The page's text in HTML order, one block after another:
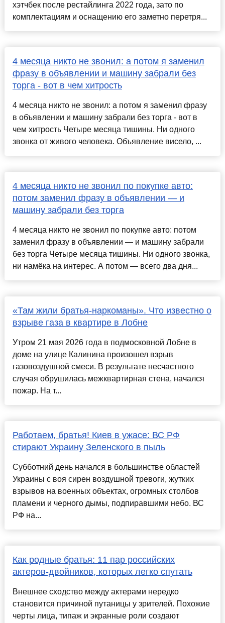
хэтчбек после рестайлинга 2022 года, зато по
комплектациям и оснащению его заметно перетря...
4 месяца никто не звонил: а потом я заменил
фразу в объявлении и машину забрали без
торга - вот в чем хитрость
4 месяца никто не звонил: а потом я заменил фразу
в объявлении и машину забрали без торга - вот в
чем хитрость Четыре месяца тишины. Ни одного
звонка от живого человека. Объявление висело, ...
4 месяца никто не звонил по покупке авто:
потом заменил фразу в объявлении — и
машину забрали без торга
4 месяца никто не звонил по покупке авто: потом
заменил фразу в объявлении — и машину забрали
без торга Четыре месяца тишины. Ни одного звонка,
ни намёка на интерес. А потом — всего два дня...
«Там жили братья-наркоманы». Что известно о
взрыве газа в квартире в Лобне
Утром 21 мая 2026 года в подмосковной Лобне в
доме на улице Калинина произошел взрыв
газовоздушной смеси. В результате несчастного
случая обрушилась межквартирная стена, начался
пожар. На т...
Работаем, братья! Киев в ужасе: ВС РФ
стирают Украину Зеленского в пыль
Субботний день начался в большинстве областей
Украины с воя сирен воздушной тревоги, жутких
взрывов на военных объектах, огромных столбов
пламени и черного дымы, подпиравшими небо. ВС
РФ на...
Как родные братья: 11 пар российских
актеров-двойников, которых легко спутать
Внешнее сходство между актерами нередко
становится причиной путаницы у зрителей. Похожие
черты лица, типаж и экранные роли создают